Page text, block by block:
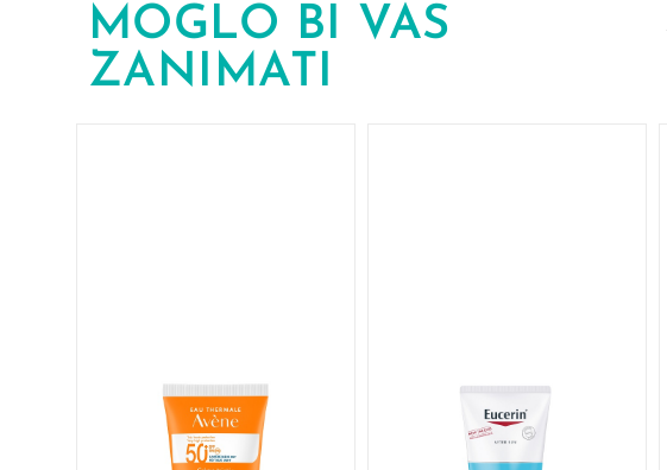
MOGLO BI VAS
ZANIMATI